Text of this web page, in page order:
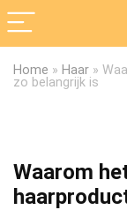
Home » Haar »
zo belangrijk is
Waarom